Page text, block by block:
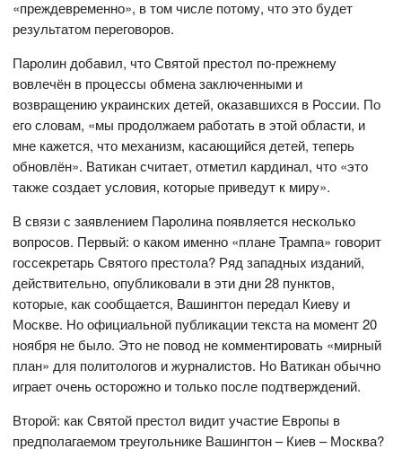
«преждевременно», в том числе потому, что это будет
результатом переговоров.
Паролин добавил, что Святой престол по-прежнему
вовлечён в процессы обмена заключенными и
возвращению украинских детей, оказавшихся в России. По
его словам, «мы продолжаем работать в этой области, и
мне кажется, что механизм, касающийся детей, теперь
обновлён». Ватикан считает, отметил кардинал, что «это
также создает условия, которые приведут к миру».
В связи с заявлением Паролина появляется несколько
вопросов. Первый: о каком именно «плане Трампа» говорит
госсекретарь Святого престола? Ряд западных изданий,
действительно, опубликовали в эти дни 28 пунктов,
которые, как сообщается, Вашингтон передал Киеву и
Москве. Но официальной публикации текста на момент 20
ноября не было. Это не повод не комментировать «мирный
план» для политологов и журналистов. Но Ватикан обычно
играет очень осторожно и только после подтверждений.
Второй: как Святой престол видит участие Европы в
предполагаемом треугольнике Вашингтон – Киев – Москва?